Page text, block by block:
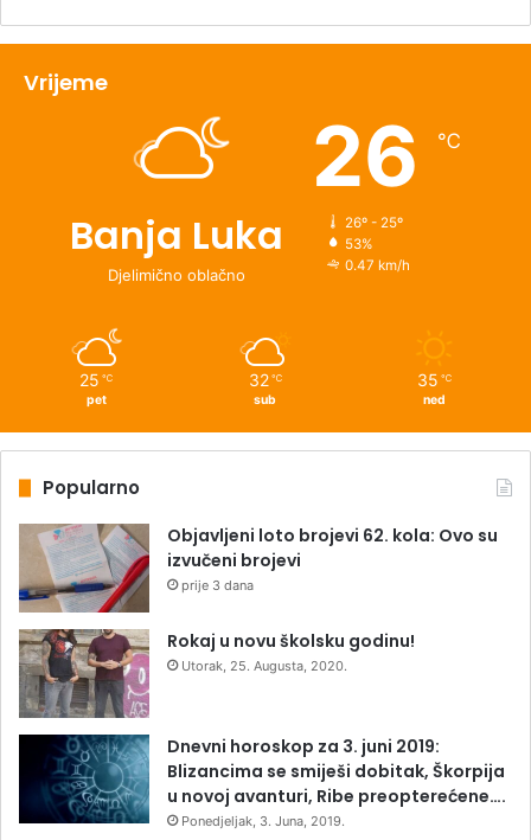
Vrijeme
Banja Luka
Djelimično oblačno
26 ℃
26º - 25º
53%
0.47 km/h
25 ℃
pet
32 ℃
sub
35 ℃
ned
Popularno
Objavljeni loto brojevi 62. kola: Ovo su
izvučeni brojevi
prije 3 dana
Rokaj u novu školsku godinu!
Utorak, 25. Augusta, 2020.
Dnevni horoskop za 3. juni 2019:
Blizancima se smiješi dobitak, Škorpija
u novoj avanturi, Ribe preopterećene….
Ponedjeljak, 3. Juna, 2019.